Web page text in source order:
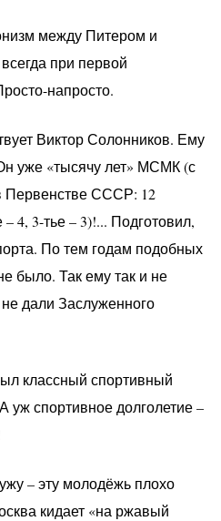
между Питером и
при первой
напросто.
Виктор Солонников. Ему
уже «тысячу лет» МСМК (с
Первенстве СССР: 12
4, 3-тье – 3)!... Подготовил,
По тем годам подобных
было. Так ему так и не
дали Заслуженного
классный спортивный
уж спортивное долголетие –
– эту молодёжь плохо
кидает «на ржавый